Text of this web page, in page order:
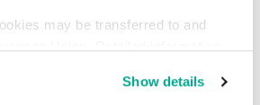
may be transferred to and
Show details
の被害に遭わないためには、
っても「仮想通貨をプレゼン
葉を信じないでください。